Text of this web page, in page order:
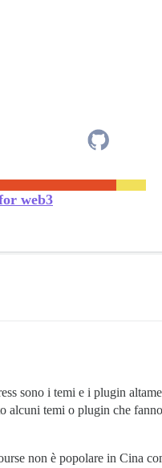
web3
sono i temi e i plugin
temi o plugin che
non è popolare in Cina